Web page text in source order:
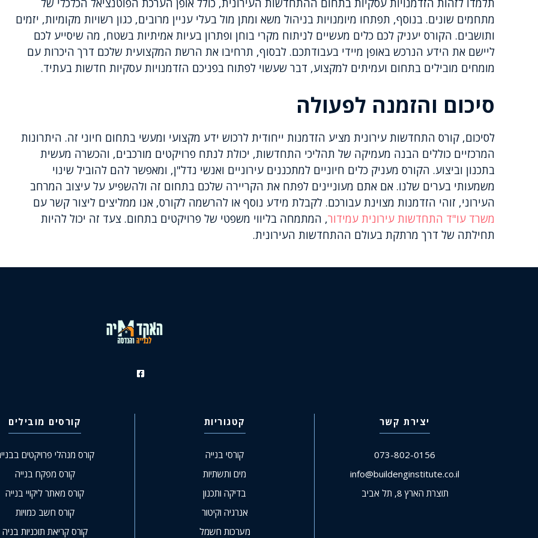
תלמדו לזהות הזדמנויות עסקיות בתחום ההתחדשות העירונית, כולל אופן הערכת הפוטנציאל הכלכלי של
מתחמים שונים. בנוסף, תפתחו מיומנויות בניהול משא ומתן מול בעלי עניין מרובים, כגון רשויות מקומיות, יזמים
ותושבים. הקורס יעניק לכם כלים מעשיים לניתוח מקרי בוחן ופתרון בעיות אמיתיות בשטח, מה שיסייע לכם
ליישם את הידע הנרכש באופן מיידי בעבודתכם. לבסוף, תרחיבו את הרשת המקצועית שלכם דרך היכרות עם
מומחים מובילים בתחום ועמיתים למקצוע, דבר שעשוי לפתוח בפניכם הזדמנויות עסקיות חדשות בעתיד.
סיכום והזמנה לפעולה
לסיכום, קורס התחדשות עירונית מציע הזדמנות ייחודית לרכוש ידע מקצועי ומעשי בתחום חיוני זה. היתרונות
המרכזיים כוללים הבנה מעמיקה של תהליכי התחדשות, יכולת לנתח פרויקטים מורכבים, והכשרה מעשית
בתכנון וביצוע. הקורס מעניק כלים חיוניים למתכננים עירוניים ואנשי נדל"ן, ומאפשר להם להוביל שינוי
משמעותי בערים שלנו. אם אתם מעוניינים לפתח את הקריירה שלכם בתחום זה ולהשפיע על עיצוב המרחב
העירוני, זוהי הזדמנות מצוינת עבורכם. לקבלת מידע נוסף או להרשמה לקורס, אנו ממליצים ליצור קשר עם
משרד עו"ד התחדשות עירונית עמידור, המתמחה בליווי משפטי של פרויקטים בתחום. צעד זה יכול להיות
תחילתה של דרך מרתקת בעולם ההתחדשות העירונית.
יצירת קשר
073-802-0156
info@buildenginstitute.co.il
תוצרת הארץ 8, תל אביב
קטגוריות
קורסי בנייה
מים ותשתיות
בדיקה ותכנון
אנרגיה וקיטור
מערכות חשמל
קורסים מובילים
קורס מנהלי פרויקטים
קורס מפקח בנייה
קורס מאתר ליקויי בנייה
קורס חשב כמויות
קורס קריאת תוכניות בניה